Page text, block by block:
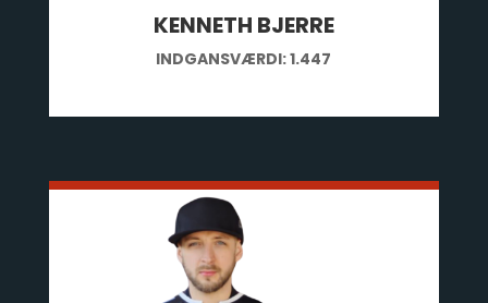
KENNETH BJERRE
INDGANSVÆRDI:1.447